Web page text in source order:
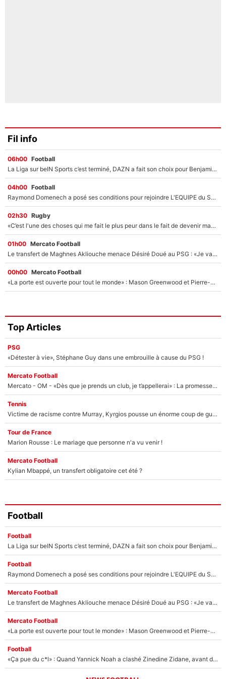
Fil info
06h00 Football
La Liga sur beIN Sports c’est terminé, DAZN a fait son choix pour Benjamin Da Silva et Omar Da Fonseca !
04h00 Football
Raymond Domenech a posé ses conditions pour rejoindre L'EQUIPE du Soir : Il refuse de faire l'émission avec un autre chroniqueur !
02h30 Rugby
«C’est l'une des choses qui me fait le plus peur dans le fait de devenir maman» : En couple avec Antoine Dupont, Iris Mittenaere s'inquiète déjà pour ses futurs enfants !
01h00 Mercato Football
Le transfert de Maghnes Akliouche menace Désiré Doué au PSG : «Je valide à 200%»
00h00 Mercato Football
«La porte est ouverte pour tout le monde» : Mason Greenwood et Pierre-Emerick Aubameyang ont quitté l'OM, Amine Gouiri balance sur la suite du mercato et sur la réaction du vestiaire !
Top Articles
PSG
«Détester à vie», Stéphane Guy dans une embrouille à cause du PSG !
Mercato Football
Mercato - OM - «Dès que je prends un club, je t’appellerai» : La promesse de Marcelino au moment de claquer la porte
Tennis
Victime de racisme contre Murray, Kyrgios pousse un énorme coup de gueule !
Tour de France
Marion Rousse : Le mariage que personne n'a vu venir !
Mercato Football
Kylian Mbappé, un transfert obligatoire cet été ?
Football
Football
La Liga sur beIN Sports c’est terminé, DAZN a fait son choix pour Benjamin Da Silva et Omar Da Fonseca !
Football
Raymond Domenech a posé ses conditions pour rejoindre L'EQUIPE du Soir : Il refuse de faire l'émission avec un autre chroniqueur !
Mercato Football
Le transfert de Maghnes Akliouche menace Désiré Doué au PSG : «Je valide à 200%»
Mercato Football
«La porte est ouverte pour tout le monde» : Mason Greenwood et Pierre-Emerick Aubameyang ont quitté l'OM, Amine Gouiri balance sur la suite du mercato et sur la réaction du vestiaire !
Football
«Ça pue du c*l» : Quand Yannick Noah a clashé Zinedine Zidane, avant de se faire recadrer par le nouveau sélectionneur de l'équipe de France !